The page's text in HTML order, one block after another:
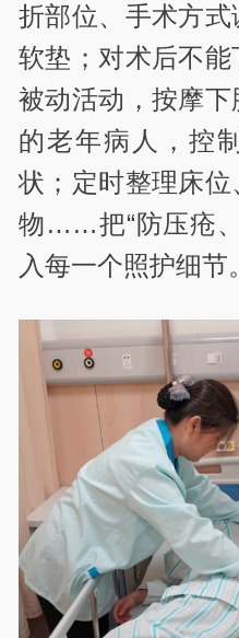
折部位、手术方
软垫；对术后不
被动活动，按摩
的老年病人，控
状；定时整理床
物……把“防压疮
入每一个照护细节。